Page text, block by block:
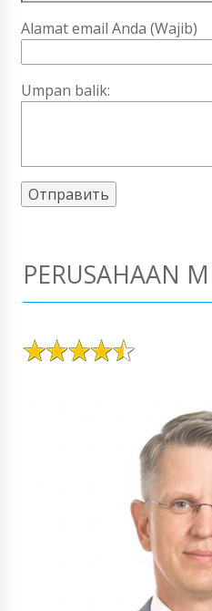
Alamat email Anda (Wajib)
Umpan balik:
PERUSAHAAN